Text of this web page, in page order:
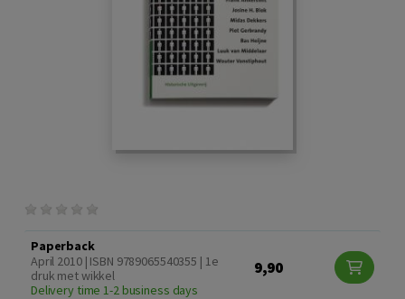
Paperback
April 2010 | ISBN 9789065540355 | 1e
druk met wikkel
Delivery time 1-2 business days
9,90